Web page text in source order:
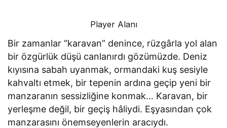
Player Alanı
Bir zamanlar “karavan” denince, rüzgârla yol alan
bir özgürlük düşü canlanırdı gözümüzde. Deniz
kıyısına sabah uyanmak, ormandaki kuş sesiyle
kahvaltı etmek, bir tepenin ardına geçip yeni bir
manzaranın sessizliğine konmak… Karavan, bir
yerleşme değil, bir geçiş hâliydi. Eşyasından çok
manzarasını önemseyenlerin aracıydı.